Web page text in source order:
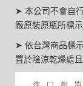
➤ 本公司不會自
廠原裝原瓶所標
➤ 依台灣商品標
置於陰涼乾燥處